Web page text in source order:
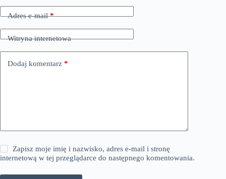
Adres e-mail*
Witryna internetowa
Dodaj komentarz *
Zapisz moje imię i nazwisko, adres e-mail i stronę
internetową w tej przeglądarce do następnego komentowania.